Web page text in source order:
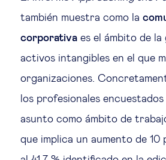
también muestra como la
corporativa es el ámbito de
activos intangibles en el que
organizaciones.
los profesionales
asunto como ámbito de
que implica un aumento de